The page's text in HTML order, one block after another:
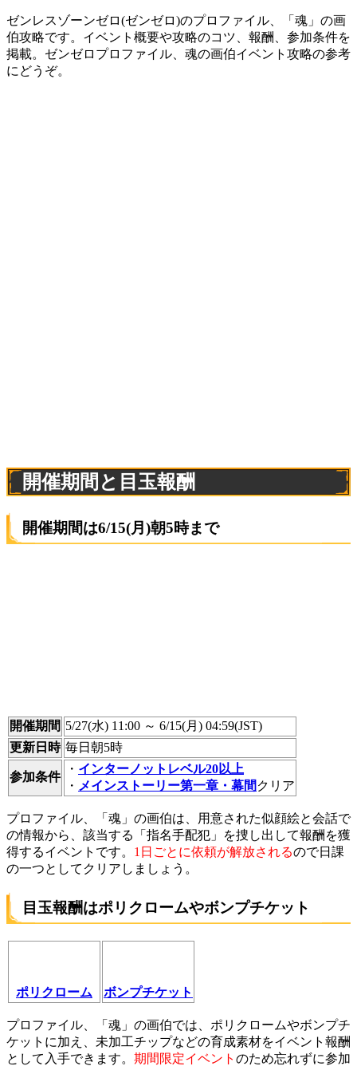
ゼンレスゾーンゼロ(ゼンゼロ)のプロファイル、「魂」の画
伯攻略です。イベント概要や攻略のコツ、報酬、参加条件を
掲載。ゼンゼロプロファイル、魂の画伯イベント攻略の参考
にどうぞ。
開催期間と目玉報酬
開催期間は6/15(月)朝5時まで
開催期間 5/27(水) 11:00 ～ 6/15(月) 04:59(JST)
更新日時 毎日朝5時
参加条件
・ インターノットレベル20以上
・ メインストーリー第一章・幕間 クリア
プロファイル、「魂」の画伯は、用意された似顔絵と会話で
の情報から、該当する「指名手配犯」を捜し出して報酬を獲
得するイベントです。 1日ごとに依頼が解放されるので日課
の一つとしてクリアしましょう。
目玉報酬はポリクロームやボンプチケット
ポリクローム ボンプチケット
プロファイル、「魂」の画伯では、ポリクロームやボンプチ
ケットに加え、未加工チップなどの育成素材をイベント報酬
として入手できます。 期間限定イベント のため忘れずに参加